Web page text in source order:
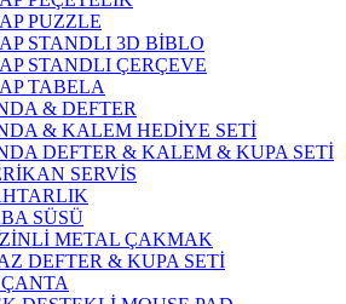
PUZZLE
STANDLI 3D BİBLO
STANDLI ÇERÇEVE
TABELA
& DEFTER
& KALEM HEDİYE SETİ
DEFTER & KALEM & KUPA SETİ
SERVİS
SÜSÜ
METAL ÇAKMAK
DEFTER & KUPA SETİ